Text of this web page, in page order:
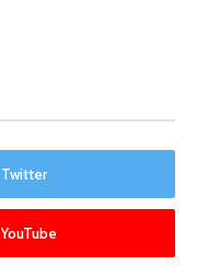
Twitter
YouTube